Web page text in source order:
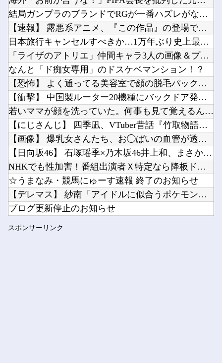
【艦これ】 E3-4クリアの流れ来てるな
小幡竜平さん、もうバットにボールが当たらない模様
Powered by livedoor 相互RSS
ガンダムゲーって他社ゲーのインスパイア多いよね他
【UFO戦士ダイアポロン】NEO ダイナマイトアクション「ダイアポロン アニメカラーVer...
「Linuxで十分じゃね…？」世界が気付き始める Linuxの市場シェアが初めて10%超え...
BenQ、有機EL WQHDゲーミングモニター「MOBIUZ EX271QMZ」など3機種...
Vチューバーに最近ある変化が起きつつある他
【にじさんじ】8月7日(金)22:00から周央サンゴ、志摩スペイン村サマーフィエスタ202...
『古き良きRPG』にありがちな事他
Powered by livedoor 相互RSS
結局ガンプラのブランドでRGが一番ハズレがないよね？
【速報】 露悪系アニメ、『この作品』の登場で最盛期を迎えてし...
日本旅行キャンセルすべきか…1万年ぶり史上最大級の火山の兆し...
「ライザのアトリエ」仲間キャラ3人の画像＆プロフを公開！金髪...
なんと「ド痴女専用」のドスケベマンション！？
【恐怖】 よく通ってる美容室で顔の脱毛パックを始めたとのこと...
【衝撃】 中国製ルーター20機種にバックドア発見！ ネットに...
若いママが顔を洗っていた。何事も見て覚えるんだよ → 目の前...
【にじさんじ】 四季凪、VTuber昔話『竹取物語』を公開「...
【画像】 爆乳女さんたち、お◯ぱいの血管が透けてしまうｗｗｗ...
【日向坂46】 石塚瑶季×乃木坂46井上和、まさかの裏話・・...
NHKでも性加害！番組出演者Ｘ特定なら降板ドミノ 被害者があ...
☆うまなみ・競馬にゅーす速報 終了のお知らせ
【デレマス】 紗南「アイドルに似合うポケモン？」
ブログ更新停止のお知らせ
【艦これ】 E3-4クリアの流れ来てるな
スポンサーリンク